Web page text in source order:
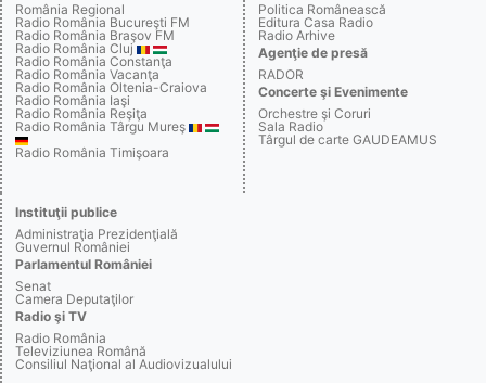
România Regional
Radio România Bucureşti FM
Radio România Braşov FM
Radio România Cluj
Radio România Constanţa
Radio România Vacanţa
Radio România Oltenia-Craiova
Radio România Iaşi
Radio România Reşiţa
Radio România Târgu Mureş
Radio România Timişoara
Politica Românească
Editura Casa Radio
Radio Arhive
Agenţie de presă
RADOR
Concerte şi Evenimente
Orchestre şi Coruri
Sala Radio
Târgul de carte GAUDEAMUS
Instituţii publice
Administraţia Prezidenţială
Guvernul României
Parlamentul României
Senat
Camera Deputaţilor
Radio şi TV
Radio România
Televiziunea Română
Consiliul Naţional al Audiovizualului